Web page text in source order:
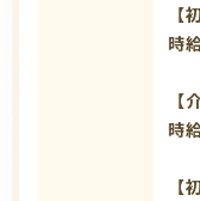
【
時
時
【